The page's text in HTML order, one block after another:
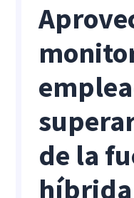
de la
híbrida